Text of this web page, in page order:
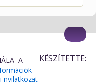
nyilatkozat
KÉSZÍTETTE: